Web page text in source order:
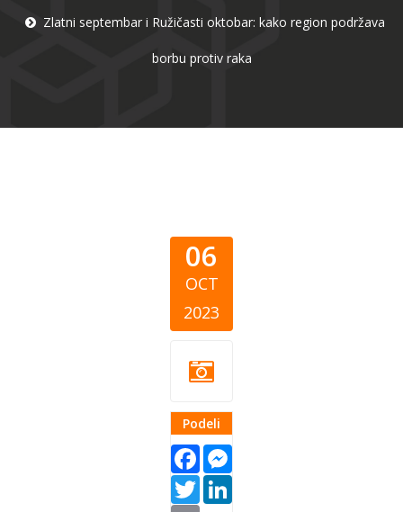
Zlatni septembar i Ružičasti oktobar: kako region podržava
borbu protiv raka
06
OCT
2023
Podeli
Facebook
Twitter